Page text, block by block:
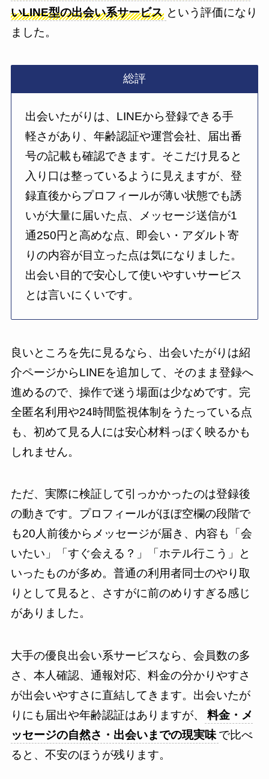
いLINE型の出会い系サービス という評価になり
ました。
総評
出会いたがりは、LINEから登録できる手
軽さがあり、年齢認証や運営会社、届出番
号の記載も確認できます。そこだけ見ると
入り口は整っているように見えますが、登
録直後からプロフィールが薄い状態でも誘
いが大量に届いた点、メッセージ送信が1
通250円と高めな点、即会い・アダルト寄
りの内容が目立った点は気になりました。
出会い目的で安心して使いやすいサービス
とは言いにくいです。
良いところを先に見るなら、出会いたがりは紹
介ページからLINEを追加して、そのまま登録へ
進めるので、操作で迷う場面は少なめです。完
全匿名利用や24時間監視体制をうたっている点
も、初めて見る人には安心材料っぽく映るかも
しれません。
ただ、実際に検証して引っかかったのは登録後
の動きです。プロフィールがほぼ空欄の段階で
も20人前後からメッセージが届き、内容も「会
いたい」「すぐ会える？」「ホテル行こう」と
いったものが多め。普通の利用者同士のやり取
りとして見ると、さすがに前のめりすぎる感じ
がありました。
大手の優良出会い系サービスなら、会員数の多
さ、本人確認、通報対応、料金の分かりやすさ
が出会いやすさに直結してきます。出会いたが
りにも届出や年齢認証はありますが、
料金・メ
ッセージの自然さ・出会いまでの現実味 で比べ
ると、不安のほうが残ります。